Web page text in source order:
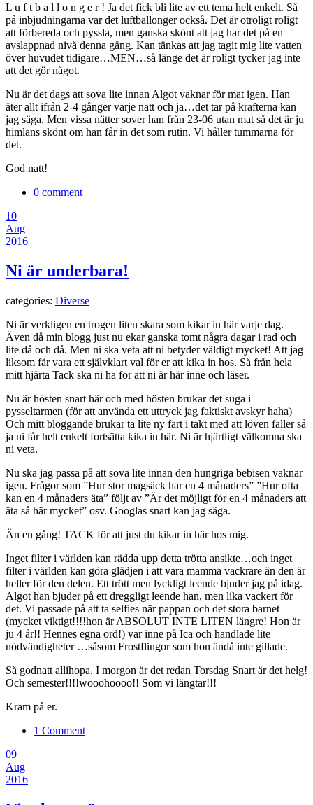
L u f t b a l l o n g e r ! Ja det fick bli lite av ett tema helt enkelt. Så
på inbjudningarna var det luftballonger också. Det är otroligt roligt
att förbereda och pyssla, men ganska skönt att jag har det på en
avslappnad nivå denna gång. Kan tänkas att jag tagit mig lite vatten
över huvudet tidigare…MEN…så länge det är roligt tycker jag inte
att det gör något.
Nu är det dags att sova lite innan Algot vaknar för mat igen. Han
äter allt ifrån 2-4 gånger varje natt och ja…det tar på krafterna kan
jag säga. Men vissa nätter sover han från 23-06 utan mat så det är ju
himlans skönt om han får in det som rutin. Vi håller tummarna för
det.
God natt!
0 comment
10
Aug
2016
Ni är underbara!
categories: Diverse
Ni är verkligen en trogen liten skara som kikar in här varje dag.
Även då min blogg just nu ekar ganska tomt några dagar i rad och
lite då och då. Men ni ska veta att ni betyder väldigt mycket! Att jag
liksom får vara ett självklart val för er att kika in hos. Så från hela
mitt hjärta Tack ska ni ha för att ni är här inne och läser.
Nu är hösten snart här och med hösten brukar det suga i
pysseltarmen (för att använda ett uttryck jag faktiskt avskyr haha)
Och mitt bloggande brukar ta lite ny fart i takt med att löven faller så
ja ni får helt enkelt fortsätta kika in här. Ni är hjärtligt välkomna ska
ni veta.
Nu ska jag passa på att sova lite innan den hungriga bebisen vaknar
igen. Frågor som ”Hur stor magsäck har en 4 månaders” ”Hur ofta
kan en 4 månaders äta” följt av ”Är det möjligt för en 4 månaders att
äta så här mycket” osv. Googlas snart kan jag säga.
Än en gång! TACK för att just du kikar in här hos mig.
Inget filter i världen kan rädda upp detta trötta ansikte…och inget
filter i världen kan göra glädjen i att vara mamma vackrare än den är
heller för den delen. Ett trött men lyckligt leende bjuder jag på idag.
Algot han bjuder på ett dreggligt leende han, men lika vackert för
det. Vi passade på att ta selfies när pappan och det stora barnet
(mycket viktigt!!!!hon är ABSOLUT INTE LITEN längre! Hon är
ju 4 år!! Hennes egna ord!) var inne på Ica och handlade lite
nödvändigheter …såsom Frostflingor som hon ändå inte gillade.
Så godnatt allihopa. I morgon är det redan Torsdag Snart är det helg!
Och semester!!!!wooohoooo!! Som vi längtar!!!
Kram på er.
1 Comment
09
Aug
2016